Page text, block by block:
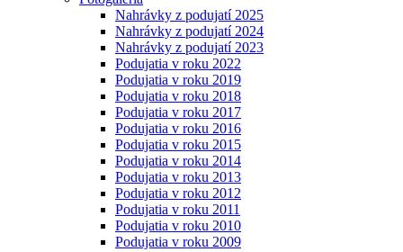
Nahrávky z podujatí 2025
Nahrávky z podujatí 2024
Nahrávky z podujatí 2023
Podujatia v roku 2022
Podujatia v roku 2019
Podujatia v roku 2018
Podujatia v roku 2017
Podujatia v roku 2016
Podujatia v roku 2015
Podujatia v roku 2014
Podujatia v roku 2013
Podujatia v roku 2012
Podujatia v roku 2011
Podujatia v roku 2010
Podujatia v roku 2009